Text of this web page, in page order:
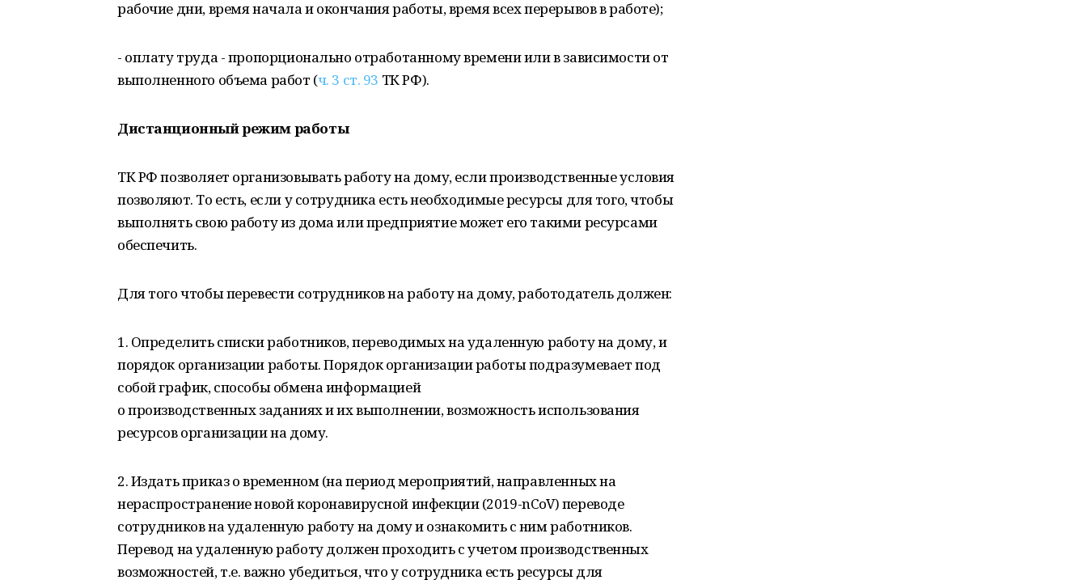
рабочие дни, время начала и окончания работы, время всех перерывов в работе);
- оплату труда - пропорционально отработанному времени или в зависимости от
выполненного объема работ (ч. 3 ст. 93 ТК РФ).
Дистанционный режим работы
ТК РФ позволяет организовывать работу на дому, если производственные условия
позволяют. То есть, если у сотрудника есть необходимые ресурсы для того, чтобы
выполнять свою работу из дома или предприятие может его такими ресурсами
обеспечить.
Для того чтобы перевести сотрудников на работу на дому, работодатель должен:
1. Определить списки работников, переводимых на удаленную работу на дому, и
порядок организации работы. Порядок организации работы подразумевает под
собой график, способы обмена информацией
о производственных заданиях и их выполнении, возможность использования
ресурсов организации на дому.
2. Издать приказ о временном (на период мероприятий, направленных на
нераспространение новой коронавирусной инфекции (2019-nCoV) переводе
сотрудников на удаленную работу на дому и ознакомить с ним работников.
Перевод на удаленную работу должен проходить с учетом производственных
возможностей, т.е. важно убедиться, что у сотрудника есть ресурсы для